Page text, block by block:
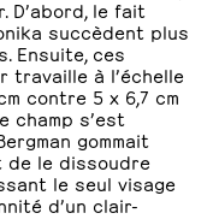
D’abord, le fait
succèdent plus
Ensuite, ces
travaille à l’échelle
contre 5 x 6,7 cm
champ s’est
gommait
de le dissoudre
le seul visage
d’un clair-